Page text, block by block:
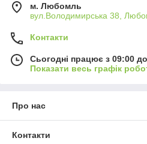
м. Любомль
вул.Володимирська 38,
Контакти
Сьогодні працює з 09:00
Показати весь графік
Про нас
Контакти